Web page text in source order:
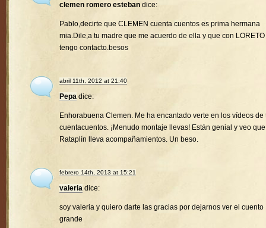
clemen romero esteban dice:
Pablo,decirte que CLEMEN cuenta cuentos es prima hermana
mia.Dile,a tu madre que me acuerdo de ella y que con LORETO
tengo contacto.besos
abril 11th, 2012 at 21:40
Pepa dice:
Enhorabuena Clemen. Me ha encantado verte en los vídeos de
cuentacuentos. ¡Menudo montaje llevas! Están genial y veo que
Rataplín lleva acompañamientos. Un beso.
febrero 14th, 2013 at 15:21
valeria dice:
soy valeria y quiero darte las gracias por dejarnos ver el cuento
grande